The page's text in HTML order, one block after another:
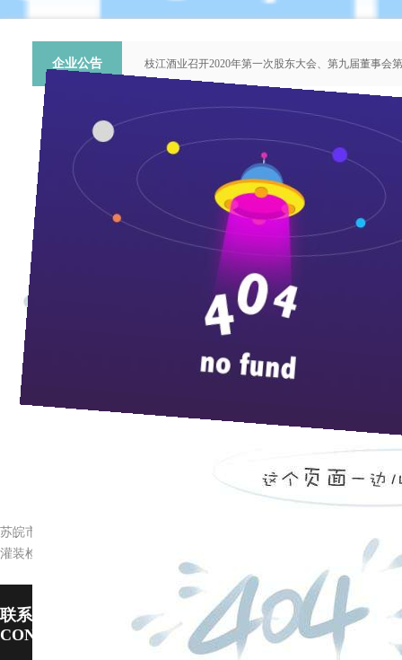
企业公告
枝江酒业召开2020年第一次股东大会、第九届董事会
关于提名推荐第六届中国青年科技工作者协会会员人
枝江酒业召开2018年第二次股东大会、第八届董事会
枝江酒业召开2015年第一次股东大会、第七届董事会
“谦泰吉文苑”征稿启事
在白酒市场的“金九银十”销售旺季，枝江酒业又
又部署了当前销售目标任务，提出新的更高的要求。
苦奋斗的拼搏精神，也要有纵缆全局的战略定位。企
个重点市场后，曹生武指出：凡是酒卖得好的地方，都
为了备战“钻石腊月”，枝江酒业包装车间24条生产线
枝江酒业的广告已在央视“国内新闻”、“经济半小时”
苏皖市场提前完成全年的销售目标
灌装检验工段穿上了“铁布衫”
联系pp电子宙斯试玩
CONTACT US